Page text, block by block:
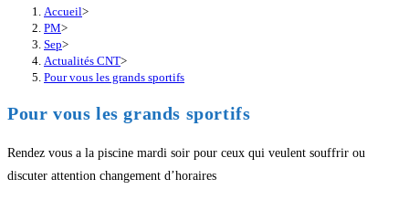
Accueil>
PM>
Sep>
Actualités CNT>
Pour vous les grands sportifs
Pour vous les grands sportifs
Rendez vous a la piscine mardi soir pour ceux qui veulent souffrir ou
discuter attention changement d’horaires